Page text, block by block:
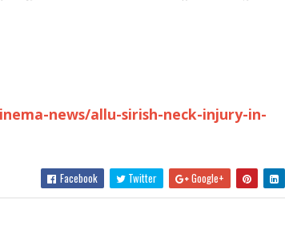
news/allu-sirish-neck-injury-in-
Facebook Twitter Google+